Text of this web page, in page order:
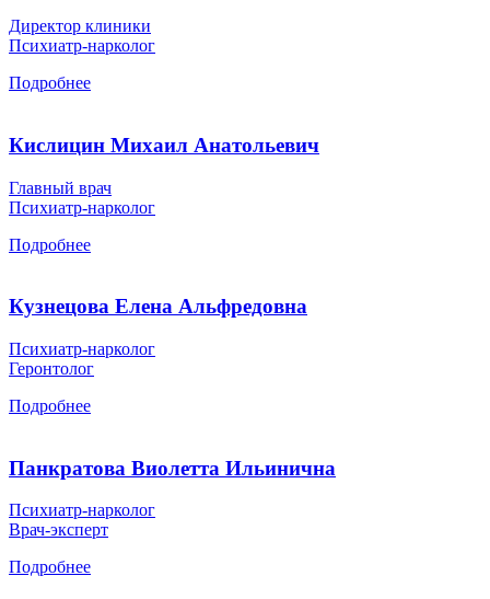
Директор клиники
Психиатр-нарколог
Подробнее
Кислицин Михаил Анатольевич
Главный врач
Психиатр-нарколог
Подробнее
Кузнецова Елена Альфредовна
Психиатр-нарколог
Геронтолог
Подробнее
Панкратова Виолетта Ильинична
Психиатр-нарколог
Врач-эксперт
Подробнее